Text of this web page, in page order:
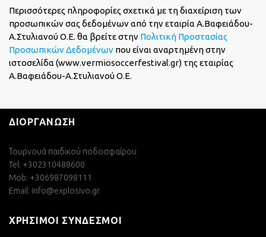
Περισσότερες πληροφορίες σχετικά με τη διαχείριση των
προσωπικών σας δεδομένων από την εταιρία Α.Βαφειάδου-
Α.Στυλιανού Ο.Ε. θα βρείτε στην Πολιτική Προστασίας
Προσωπικών Δεδομένων που είναι αναρτημένη στην
ιστοσελίδα (www.vermiosoccerfestival.gr) της εταιρίας
Α.Βαφειάδου-Α.Στυλιανού Ο.Ε.
ΔΙΟΡΓΑΝΩΣΗ
Τουρνουά παιδικού ποδοσφαίρου
Tel: +302310488600
Mob: +306987098111
Email: info@explosivo.gr
ΧΡΗΣΙΜΟΙ ΣΥΝΔΕΣΜΟΙ